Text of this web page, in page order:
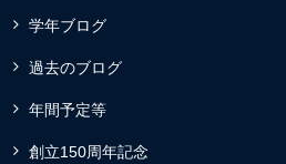
学年ブログ
過去のブログ
年間予定等
創立150周年記念